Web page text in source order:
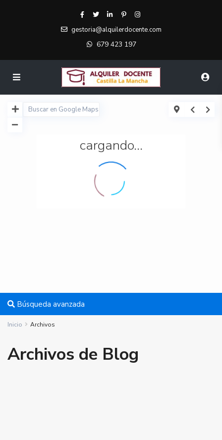
gestoria@alquilerdocente.com
679 423 197
cargando...
Búsqueda avanzada
Inicio Archivos
Archivos de Blog